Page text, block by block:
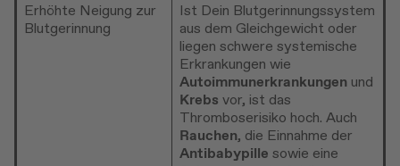
Erhöhte Neigung zur
Blutgerinnung
Ist Dein Blutgerinnungssystem
aus dem Gleichgewicht oder
liegen schwere systemische
Erkrankungen wie
Autoimmunerkrankungen und
Krebs vor, ist das
Thromboserisiko hoch. Auch
Rauchen, die Einnahme der
Antibabypille sowie eine